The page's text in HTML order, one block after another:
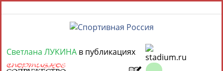
6 августа 2026 года,
СПОРТСМЕНЫ, ТРЕНЕРЫ И СПЕЦИАЛИСТЫ
Светлана ЛУКИНА в публикациях